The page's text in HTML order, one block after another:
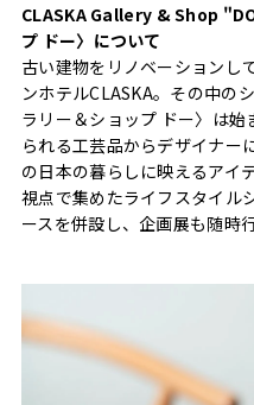
CLASKA Gallery & Shop
プ ドー〉について
古い建物をリノベーションし
ンホテルCLASKA。その中の
ラリー＆ショップ ドー〉は始
られる工芸品からデザイナー
の日本の暮らしに映えるアイ
視点で集めたライフスタイル
ースを併設し、企画展も随時